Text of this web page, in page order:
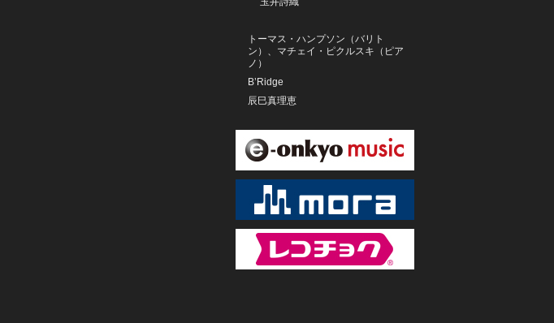
トーマス・ハンプソン（バリト
ン）、マチェイ・ピクルスキ（ピア
ノ）
B’Ridge
辰巳真理恵
アンドレイ・コロベイニコフ（ピア
ノ）
米元響子
橋本由香利
ジュエル☆トリコ
横浜銀蝿40th
寺内タケシ
寺内タケシとルーパス・グラン